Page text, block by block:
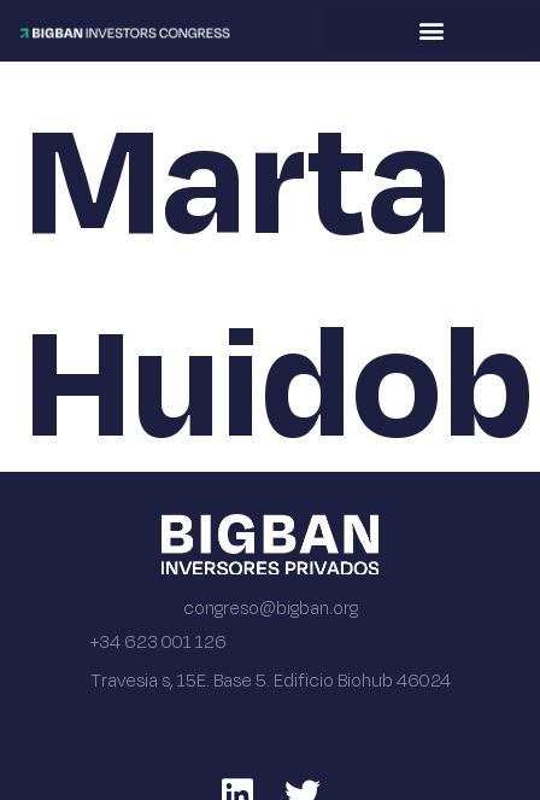
Marta
congreso@bigban.org
+34 623 001 126
Travesia s, 15E. Base 5. Edificio Biohub 46024